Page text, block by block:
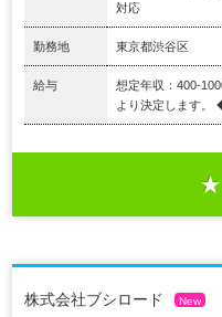
対応
勤務地 東京都渋谷区
給与
想定年収：400-
より決定します。
株式会社ブシロード New